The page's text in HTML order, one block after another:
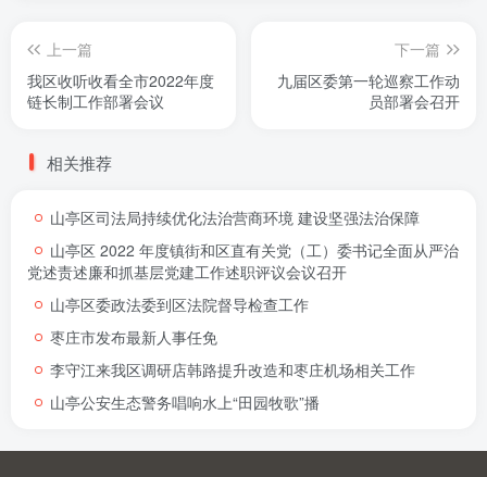
上一篇
我区收听收看全市2022年度
链长制工作部署会议
下一篇
九届区委第一轮巡察工作动
员部署会召开
相关推荐
山亭区司法局持续优化法治营商环境 建设坚强法治保障
山亭区 2022 年度镇街和区直有关党（工）委书记全面从严治
党述责述廉和抓基层党建工作述职评议会议召开
山亭区委政法委到区法院督导检查工作
枣庄市发布最新人事任免
李守江来我区调研店韩路提升改造和枣庄机场相关工作
山亭公安生态警务唱响水上“田园牧歌”播